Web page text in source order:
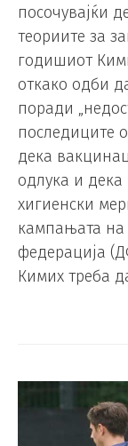
посочувајќи
теориите за
годишиот
откако одби
поради
последиците
дека
одлука и
хигиенски
кампањата на
федерација
Кимих треба